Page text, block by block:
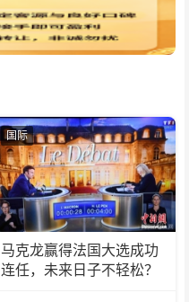
国际
马克龙赢得法国大选成功
连任，未来日子不轻松？